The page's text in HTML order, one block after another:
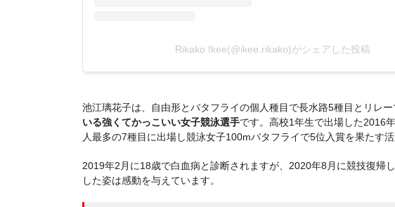
Rikako Ikee(@ikee.rikako)がシェアした投稿
池江璃花子は、自由形とバタフライの個人種目で長水路5種目とリレ
いる強くてかっこいい女子競泳選手です。高校1年生で出場した2016
人最多の7種目に出場し競泳女子100mバタフライで5位入賞を果たす活
2019年2月に18歳で白血病と診断されますが、2020年8月に競技復帰
した姿は感動を与えています。